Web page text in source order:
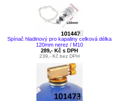
Spínač hladinový pro kapaliny celková délka
120mm nerez / M10
289,- Kč s DPH
239,- Kč bez DPH